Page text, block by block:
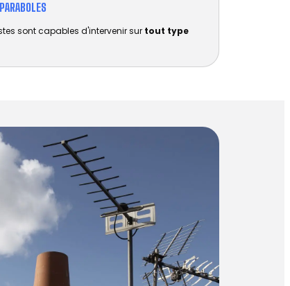
sont capables d'intervenir sur tout type